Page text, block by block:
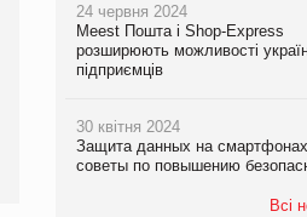
24 червня 2024
Meest Пошта і Shop-Express
розширюють можливості
підприємців
30 квітня 2024
Защита данных на
советы по повышению
Всі